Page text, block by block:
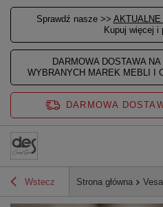
Sprawdź nasze >>
Kupuj więcej i
DARMOWA DOSTAWA
WYBRANYCH MAREK MEBLI I
DARMOWA
Wstecz Strona główna